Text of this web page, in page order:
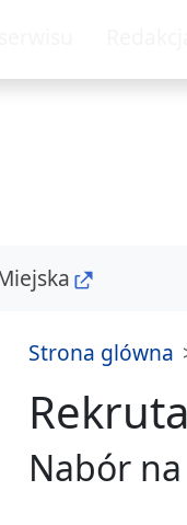
i zalatwiania
Miejskiej
Strona glówna
Nabór